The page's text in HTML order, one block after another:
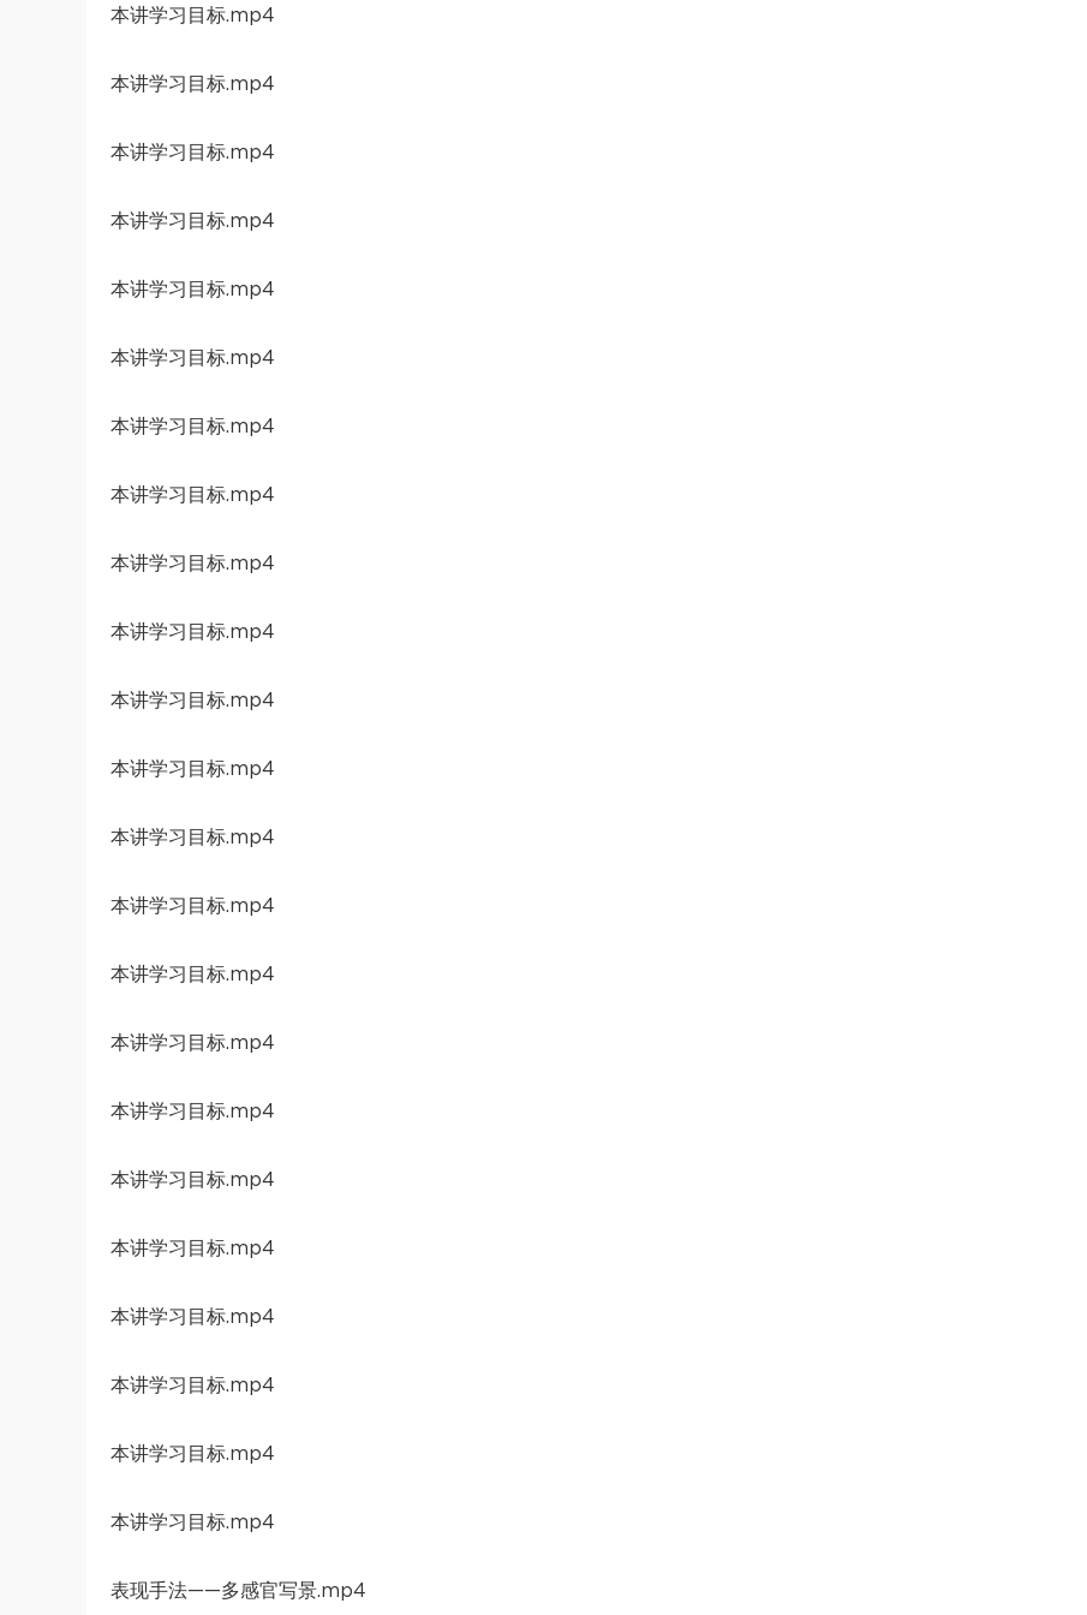
本讲学习目标.mp4
本讲学习目标.mp4
本讲学习目标.mp4
本讲学习目标.mp4
本讲学习目标.mp4
本讲学习目标.mp4
本讲学习目标.mp4
本讲学习目标.mp4
本讲学习目标.mp4
本讲学习目标.mp4
本讲学习目标.mp4
本讲学习目标.mp4
本讲学习目标.mp4
本讲学习目标.mp4
本讲学习目标.mp4
本讲学习目标.mp4
本讲学习目标.mp4
本讲学习目标.mp4
本讲学习目标.mp4
本讲学习目标.mp4
本讲学习目标.mp4
本讲学习目标.mp4
本讲学习目标.mp4
表现手法——多感官写景.mp4